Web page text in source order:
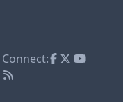
Connect: